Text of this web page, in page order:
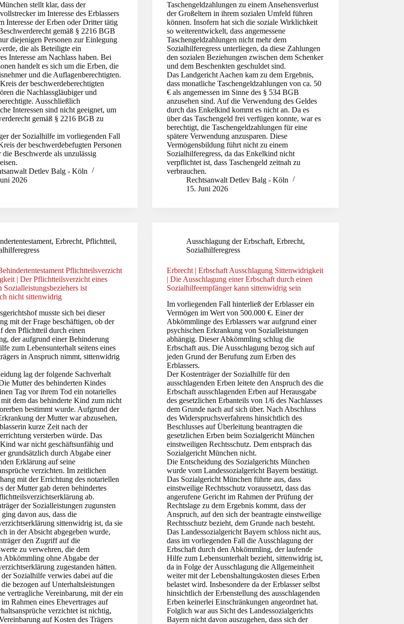
stellt klar, dass der
im Interesse des Erblassers
Interesse der Erben oder Dritter tätig
gemäß § 2216 BGB
diejenigen Personen zur Einlegung
die als Beteiligte ein
Interesse am Nachlass haben. Bei
handelt es sich um die Erben, die
und die Auflagenberechtigten.
der beschwerdeberechtigten
die Nachlassgläubiger und
Ausschließlich
Interessen sind nicht geeignet, um
gemäß § 2216 BGB zu
der Sozialhilfe im vorliegenden Fall
der beschwerdebefugten Personen
die Beschwerde als unzulässig
Detlev Balg - Köln
2026
Taschengeldzahlungen zu einem Ansehensverlust
der Großeltern in ihrem sozialen Umfeld führen
können. Insofern hat sich die soziale Wirklichkeit
so weiterentwickelt, dass angemessene
Taschengeldzahlungen nicht mehr dem
Sozialhilferegress unterliegen, da diese Zahlungen
den sozialen Beziehungen zwischen dem Schenker
und dem Beschenkten geschuldet sind.
Das Landgericht Aachen kam zu dem Ergebnis,
dass monatliche Taschengeldzahlungen von ca. 50
€ als angemessen im Sinne des § 534 BGB
anzusehen sind. Auf die Verwendung des Geldes
durch das Enkelkind kommt es nicht an. Da es
über das Taschengeld frei verfügen konnte, war es
berechtigt, die Taschengeldzahlungen für eine
spätere Verwendung anzusparen. Diese
Vermögensbildung führt nicht zu einem
Sozialhilferegress, da das Enkelkind nicht
verpflichtet ist, dass Taschengeld zeitnah zu
verbrauchen.
Rechtsanwalt Detlev Balg - Köln
15. Juni 2026
,Erbrecht,Pflichtteil,
Pflichtteilsverzicht
| Der Pflichtteilsverzicht eines
Sozialleistungsbeziehers ist
nicht sittenwidrig
musste sich bei dieser
mit der Frage beschäftigen, ob der
den Pflichtteil durch einen
der aufgrund einer Behinderung
zum Lebensunterhalt seitens eines
in Anspruch nimmt, sittenwidrig
lag der folgende Sachverhalt
Mutter des behinderten Kindes
Tag vor ihrem Tod ein notarielles
mit dem das behinderte Kind zum nicht
bestimmt wurde. Aufgrund der
der Mutter war abzusehen,
kurze Zeit nach der
versterben würde. Das
war nicht geschäftsunfähig und
grundsätzlich durch Abgabe einer
Erklärung auf seine
verzichten. Im zeitlichen
mit der Errichtung des notariellen
der Mutter gab deren behindertes
ab.
der Sozialleistungen zugunsten
davon aus, dass die
sittenwidrig ist, da sie
in der Absicht abgegeben wurde,
den Zugriff auf die
zu verwehren, die dem
Abkömmling ohne Abgabe der
zugestanden hätten.
Sozialhilfe verwies dabei auf die
bezogen auf Unterhaltsleistungen
vertragliche Vereinbarung, mit der ein
Rahmen eines Ehevertrages auf
verzichtet ist nichtig,
auf Kosten des Trägers
Ausschlagung der Erbschaft,Erbrecht,
Sozialhilferegress
Erbrecht | Erbschaft Ausschlagung Sittenwidrigkeit
| Die Ausschlagung einer Erbschaft durch einen
Sozialhilfeempfänger kann sittenwidrig sein
Im vorliegenden Fall hinterließ der Erblasser ein
Vermögen im Wert von 500.000 €. Einer der
Abkömmlinge des Erblassers war aufgrund einer
psychischen Erkrankung von Sozialleistungen
abhängig. Dieser Abkömmling schlug die
Erbschaft aus. Die Ausschlagung bezog sich auf
jeden Grund der Berufung zum Erben des
Erblassers.
Der Kostenträger der Sozialhilfe für den
ausschlagenden Erben leitete den Anspruch des die
Erbschaft ausschlagenden Erben auf Herausgabe
des gesetzlichen Erbanteils von 1/6 des Nachlasses
dem Grunde nach auf sich über. Nach Abschluss
des Widerspruchsverfahrens hinsichtlich des
Beschlusses auf Überleitung beantragten die
gesetzlichen Erben beim Sozialgericht München
einstweiligen Rechtsschutz. Dem entsprach das
Sozialgericht München nicht.
Die Entscheidung des Sozialgerichts München
wurde vom Landessozialgericht Bayern bestätigt.
Das Sozialgericht München führte aus, dass
einstweilige Rechtsschutz voraussetzt, dass das
angerufene Gericht im Rahmen der Prüfung der
Rechtslage zu dem Ergebnis kommt, dass der
Anspruch, auf den sich der beantragte einstweilige
Rechtsschutz bezieht, dem Grunde nach besteht.
Das Landessozialgericht Bayern schloss nicht aus,
dass im vorliegenden Fall die Ausschlagung der
Erbschaft durch den Abkömmling, der laufende
Hilfe zum Lebensunterhalt bezieht, sittenwidrig ist,
da in Folge der Ausschlagung die Allgemeinheit
weiter mit der Lebenshaltungskosten dieses Erben
belastet wird. Insbesondere da der Erblasser selbst
hinsichtlich der Erbenstellung des ausschlagenden
Erben keinerlei Einschränkungen angeordnet hat.
Folglich war aus Sicht des Landessozialgerichts
Bayern nicht davon auszugehen, dass sich der